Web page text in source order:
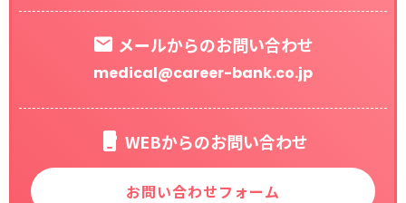
メールからのお問い合わせ
medical@career-bank.co.jp
WEBからのお問い合わせ
お問い合わせフォーム